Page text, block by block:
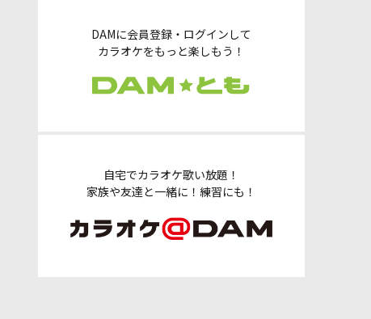
DAMに会員登録・ログインして
カラオケをもっと楽しもう！
自宅でカラオケ歌い放題！
家族や友達と一緒に！練習にも！